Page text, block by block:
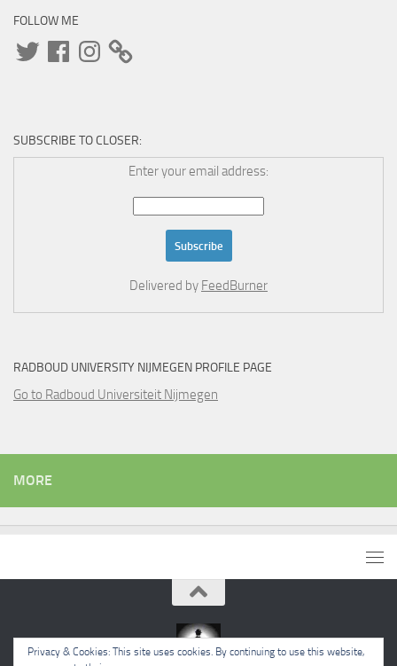
FOLLOW ME
TwitterFacebookInstagram
SUBSCRIBE TO CLOSER:
Enter your email address:
Delivered by FeedBurner
RADBOUD UNIVERSITY NIJMEGEN PROFILE PAGE
Go to Radboud Universiteit Nijmegen
MORE
Privacy & Cookies: This site uses cookies. By continuing to use this website,